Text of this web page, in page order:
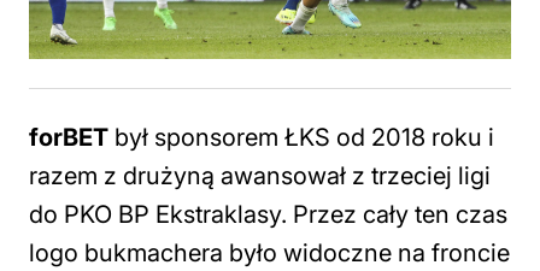
forBET był sponsorem ŁKS od 2018 roku i
razem z drużyną awansował z trzeciej ligi
do PKO BP Ekstraklasy. Przez cały ten czas
logo bukmachera było widoczne na froncie